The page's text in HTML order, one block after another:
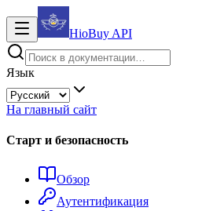
HioBuy API
Язык
На главный сайт
Старт и безопасность
Обзор
Аутентификация